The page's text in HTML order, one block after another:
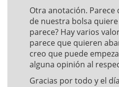
Otra anotación. Parece
de nuestra bolsa
parece? Hay varios
parece que quieren
creo que puede
alguna opinión al
Gracias por todo y el